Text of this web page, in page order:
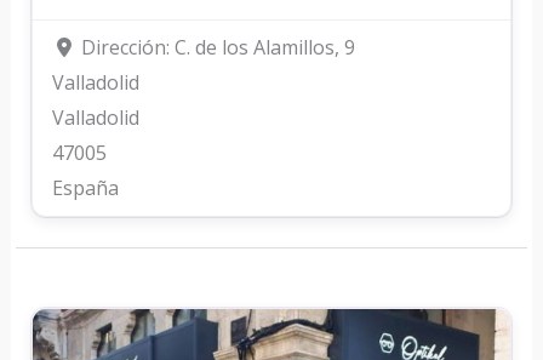
Dirección: C. de los Alamillos, 9
Valladolid
Valladolid
47005
España